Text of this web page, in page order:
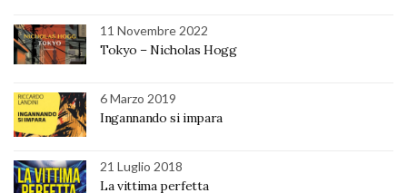
11 Novembre 2022
Tokyo – Nicholas Hogg
6 Marzo 2019
Ingannando si impara
21 Luglio 2018
La vittima perfetta